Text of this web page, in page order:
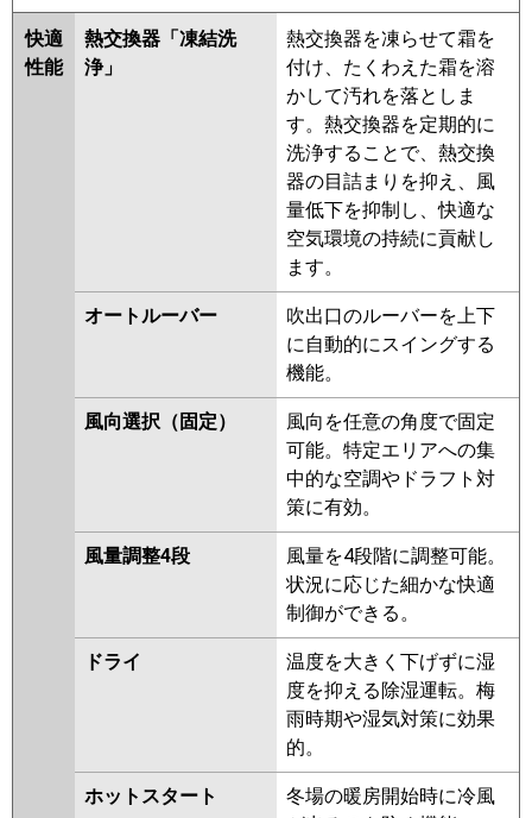
パナソニック
快適
性能
熱交換器「凍結洗
浄」
熱交換器を凍らせて霜を
付け、たくわえた霜を溶
かして汚れを落としま
す。熱交換器を定期的に
洗浄することで、熱交換
器の目詰まりを抑え、風
量低下を抑制し、快適な
空気環境の持続に貢献し
ます。
オートルーバー
吹出口のルーバーを上下
に自動的にスイングする
機能。
風向選択（固定）
風向を任意の角度で固定
可能。特定エリアへの集
中的な空調やドラフト対
策に有効。
風量調整4段
風量を4段階に調整可能。
状況に応じた細かな快適
制御ができる。
ドライ
温度を大きく下げずに湿
度を抑える除湿運転。梅
雨時期や湿気対策に効果
的。
ホットスタート
冬場の暖房開始時に冷風